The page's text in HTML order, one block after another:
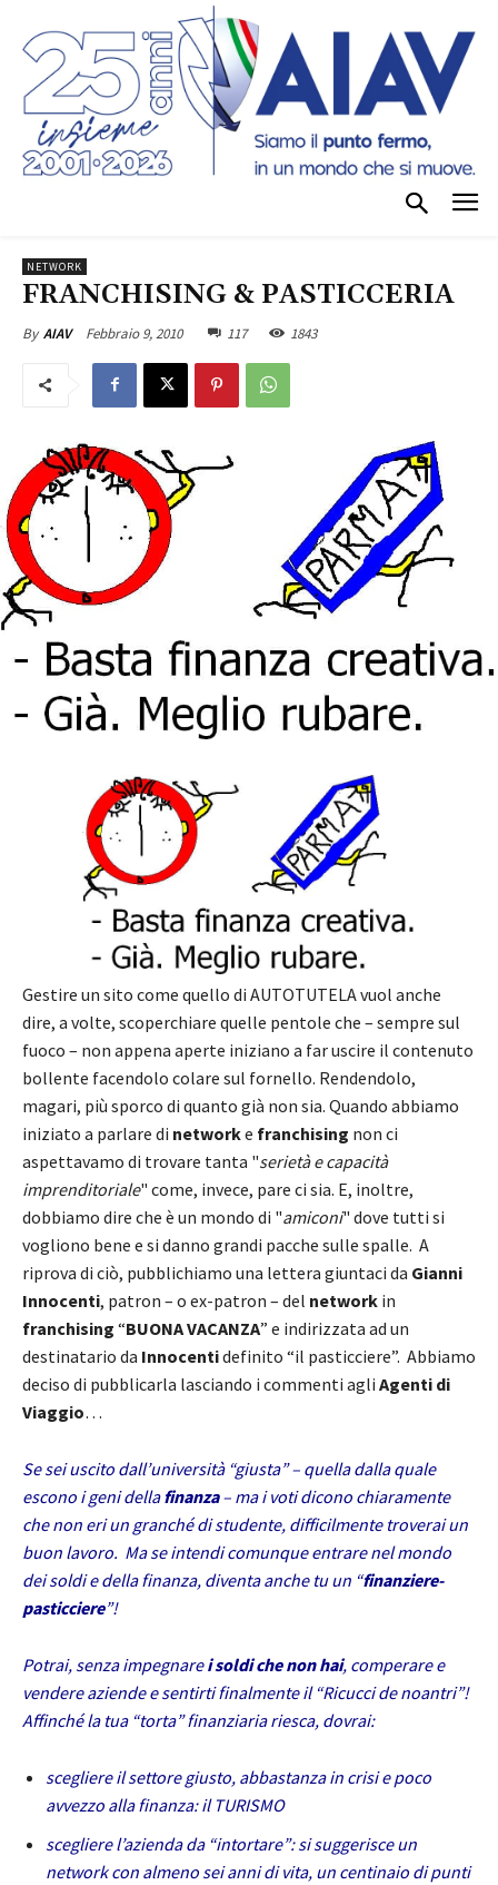
NETWORK
FRANCHISING & PASTICCERIA
By AIAV Febbraio 9, 2010 117 1843
Gestire un sito come quello di AUTOTUTELA vuol anche
dire, a volte, scoperchiare quelle pentole che – sempre sul
fuoco – non appena aperte iniziano a far uscire il contenuto
bollente facendolo colare sul fornello. Rendendolo,
magari, più sporco di quanto già non sia. Quando abbiamo
iniziato a parlare di networke franchising non ci
aspettavamo di trovare tanta "serietà e capacità
imprenditoriale" come, invece, pare ci sia. E, inoltre,
dobbiamo dire che è un mondo di "amiconi" dove tutti si
vogliono bene e si danno grandi pacche sulle spalle. A
riprova di ciò, pubblichiamo una lettera giuntaci da Gianni
Innocenti, patron – o ex-patron – del network in
franchising “BUONA VACANZA” e indirizzata ad un
destinatario da Innocentidefinito “il pasticciere”. Abbiamo
deciso di pubblicarla lasciando i commenti agli Agenti di
Viaggio…
Se sei uscito dall’università “giusta” – quella dalla quale
escono i geni dellafinanza– ma i voti dicono chiaramente
che non eri un granché di studente, difficilmente troverai un
buon lavoro. Ma se intendi comunque entrare nel mondo
dei soldi e della finanza, diventa anche tu un “finanziere-
pasticciere”!
Potrai, senza impegnarei soldi che non hai, comperare e
vendere aziende e sentirti finalmente il “Ricucci de noantri”!
Affinché la tua “torta” finanziaria riesca, dovrai:
scegliere il settore giusto, abbastanza in crisi e poco
avvezzo alla finanza: il TURISMO
scegliere l’azienda da “intortare”: si suggerisce un
network con almeno sei anni di vita, un centinaio di punti